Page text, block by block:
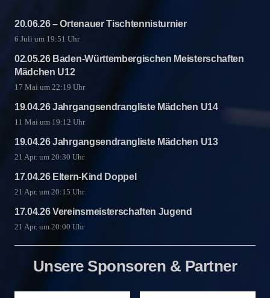
20.06.26 – Ortenauer Tischtennisturnier
6 Juli um 19:51 Uhr
02.05.26 Baden-Württembergischen Meisterschaften
Mädchen U12
17 Mai um 22:19 Uhr
19.04.26 Jahrgangsendrangliste Mädchen U14
11 Mai um 19:12 Uhr
19.04.26 Jahrgangsendrangliste Mädchen U13
21 Apr. um 20:30 Uhr
17.04.26 Eltern-Kind Doppel
21 Apr. um 20:15 Uhr
17.04.26 Vereinsmeisterschaften Jugend
21 Apr. um 20:00 Uhr
Unsere Sponsoren & Partner